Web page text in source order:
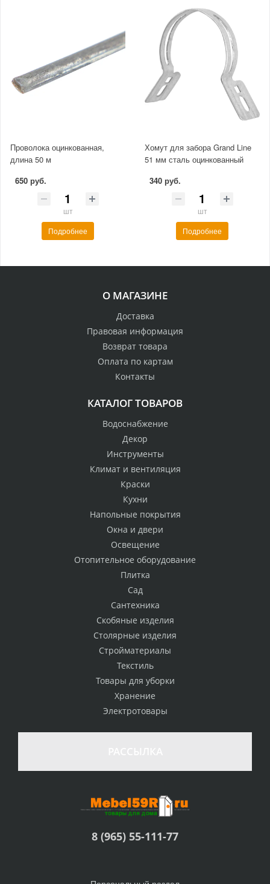
Проволока оцинкованная,
длина 50 м
650 руб.
шт
Подробнее
Хомут для забора Grand Line
51 мм сталь оцинкованный
340 руб.
шт
Подробнее
О МАГАЗИНЕ
Доставка
Правовая информация
Возврат товара
Оплата по картам
Контакты
КАТАЛОГ ТОВАРОВ
Водоснабжение
Декор
Инструменты
Климат и вентиляция
Краски
Кухни
Напольные покрытия
Окна и двери
Освещение
Отопительное оборудование
Плитка
Сад
Сантехника
Скобяные изделия
Столярные изделия
Стройматериалы
Текстиль
Товары для уборки
Хранение
Электротовары
8 (965) 55-111-77